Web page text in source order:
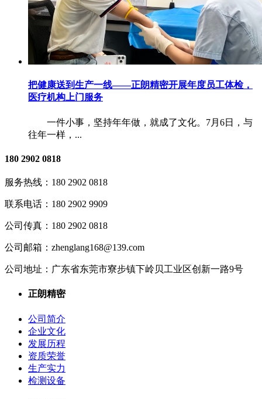
把健康送到生产一线——正朗精密开展年度员工体检，
医疗机构上门服务
​ 一件小事，坚持年年做，就成了文化。7月6日，与
往年一样，...
180 2902 0818
服务热线： 180 2902 0818
联系电话： 180 2902 9909
公司传真： 180 2902 0818
公司邮箱： zhenglang168@139.com
公司地址： 广东省东莞市寮步镇下岭贝工业区创新一路9号
正朗精密
公司简介
企业文化
发展历程
资质荣誉
生产实力
检测设备